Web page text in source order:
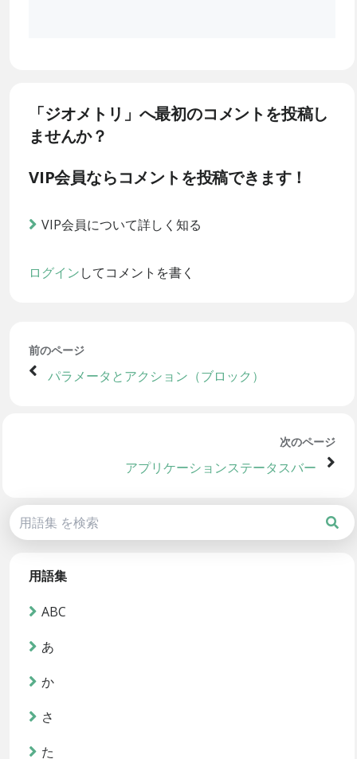
「ジオメトリ」へ最初のコメントを投稿し
ませんか？
VIP会員ならコメントを投稿できます！
VIP会員について詳しく知る
ログインしてコメントを書く
前のページ
パラメータとアクション（ブロック）
次のページ
アプリケーションステータスバー
用語集
ABC
あ
か
さ
た